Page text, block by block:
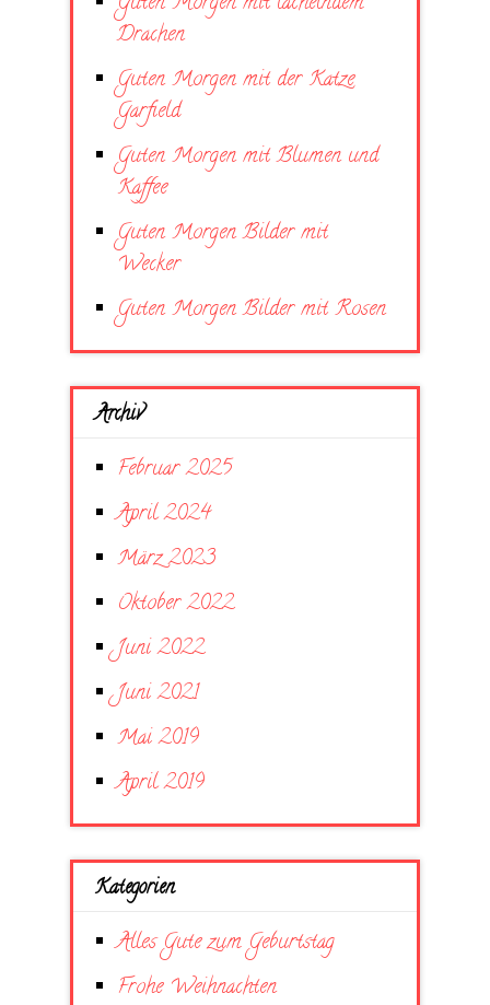
Drachen
Guten Morgen mit der Katze
Garfield
Guten Morgen mit Blumen und
Kaffee
Guten Morgen Bilder mit
Wecker
Guten Morgen Bilder mit Rosen
Archiv
Februar 2025
April 2024
März 2023
Oktober 2022
Juni 2022
Juni 2021
Mai 2019
April 2019
Kategorien
Alles Gute zum Geburtstag
Frohe Weihnachten